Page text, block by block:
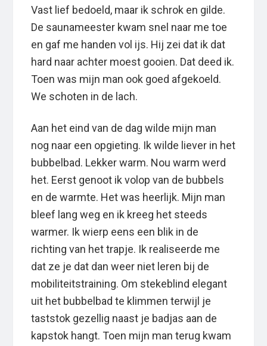
Vast lief bedoeld, maar ik schrok en gilde.
De saunameester kwam snel naar me toe
en gaf me handen vol ijs. Hij zei dat ik dat
hard naar achter moest gooien. Dat deed ik.
Toen was mijn man ook goed afgekoeld.
We schoten in de lach.
Aan het eind van de dag wilde mijn man
nog naar een opgieting. Ik wilde liever in het
bubbelbad. Lekker warm. Nou warm werd
het. Eerst genoot ik volop van de bubbels
en de warmte. Het was heerlijk. Mijn man
bleef lang weg en ik kreeg het steeds
warmer. Ik wierp eens een blik in de
richting van het trapje. Ik realiseerde me
dat ze je dat dan weer niet leren bij de
mobiliteitstraining. Om stekeblind elegant
uit het bubbelbad te klimmen terwijl je
taststok gezellig naast je badjas aan de
kapstok hangt. Toen mijn man terug kwam